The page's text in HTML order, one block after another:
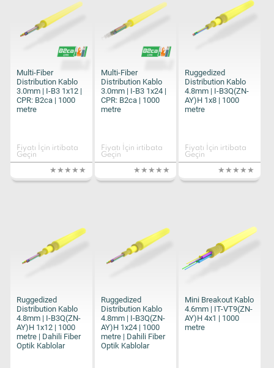
Multi-Fiber
Distribution Kablo
3.0mm | I-B3 1x12 |
CPR: B2ca | 1000
metre
Fiyatı İçin irtibata
Geçin
Multi-Fiber
Distribution Kablo
3.0mm | I-B3 1x24 |
CPR: B2ca | 1000
metre
Fiyatı İçin irtibata
Geçin
Ruggedized
Distribution Kablo
4.8mm | I-B3Q(ZN-
AY)H 1x8 | 1000
metre
Fiyatı İçin irtibata
Geçin
Ruggedized
Distribution Kablo
4.8mm | I-B3Q(ZN-
AY)H 1x12 | 1000
metre | Dahili Fiber
Optik Kablolar
Ruggedized
Distribution Kablo
4.8mm | I-B3Q(ZN-
AY)H 1x24 | 1000
metre | Dahili Fiber
Optik Kablolar
Mini Breakout Kablo
4.6mm | IT-VT9(ZN-
AY)H 4x1 | 1000
metre